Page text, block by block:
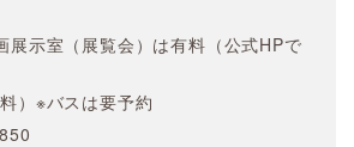
展示室（展覧会）は有料（公式HPで
）※バスは要予約